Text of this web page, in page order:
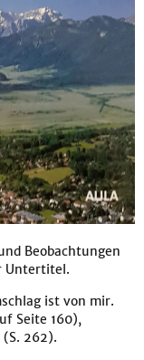
Beobachtungen
Untertitel.
ist von mir.
Seite 160),
262).